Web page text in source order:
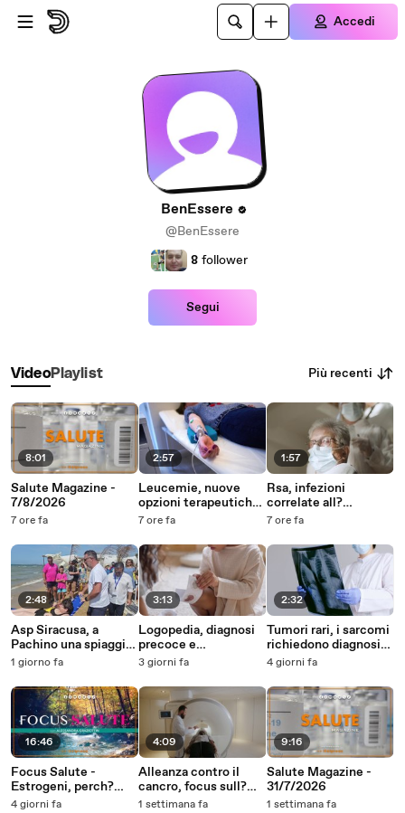
Passa al contenuto principale
Accedi
BenEssere
@BenEssere
8 follower
Segui
VideoPlaylist Più recenti
8:01
Salute Magazine -
7/8/2026
7 ore fa
2:48
Asp Siracusa, a
Pachino una spiaggia
inclusiva e senza
architettoniche
1 giorno fa
16:46
Focus Salute -
Estrogeni, perch?
sono anti-age per la
4 giorni fa
2:57
Leucemie, nuove
opzioni terapeutiche
per le forme acute
7 ore fa
3:13
Logopedia, diagnosi
precoce e
riabilitazione per i
3 giorni fa
4:09
Alleanza contro il
cancro, focus sull?
innovazione
1 settimana fa
1:57
Rsa, infezioni
correlate all?
assistenza per il 2,6%
7 ore fa
2:32
Tumori rari, i sarcomi
richiedono diagnosi
tempestive e alta
4 giorni fa
9:16
Salute Magazine -
31/7/2026
1 settimana fa